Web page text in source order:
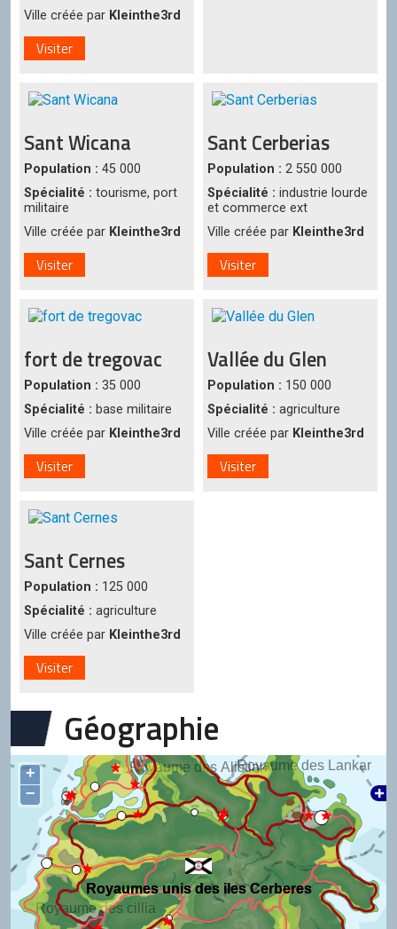
Ville créée par Kleinthe3rd
Visiter
Sant Wicana
Population : 45 000
Spécialité : tourisme, port
militaire
Ville créée par Kleinthe3rd
Visiter
Sant Cerberias
Population : 2 550 000
Spécialité : industrie lourde
et commerce ext
Ville créée par Kleinthe3rd
Visiter
fort de tregovac
Population : 35 000
Spécialité : base militaire
Ville créée par Kleinthe3rd
Visiter
Vallée du Glen
Population : 150 000
Spécialité : agriculture
Ville créée par Kleinthe3rd
Visiter
Sant Cernes
Population : 125 000
Spécialité : agriculture
Ville créée par Kleinthe3rd
Visiter
Géographie
Royaume des cillia
Royaume des Lankar
Royaume des Alistian
Royaumes unis des iles Cerberes
Royaumes unis des iles Cerberes
+
−